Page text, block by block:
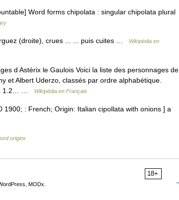
Word forms chipolata : singular chipolata plural
(droite), crues ... ... puis cuites …
Wikipédia en
d Astérix le Gaulois Voici la liste des personnages de
et Albert Uderzo, classés par ordre alphabétique.
1.2… …
Wikipédia en Français
1900; : French; Origin: Italian cipollata with onions ] a
origins
18+
MODx.